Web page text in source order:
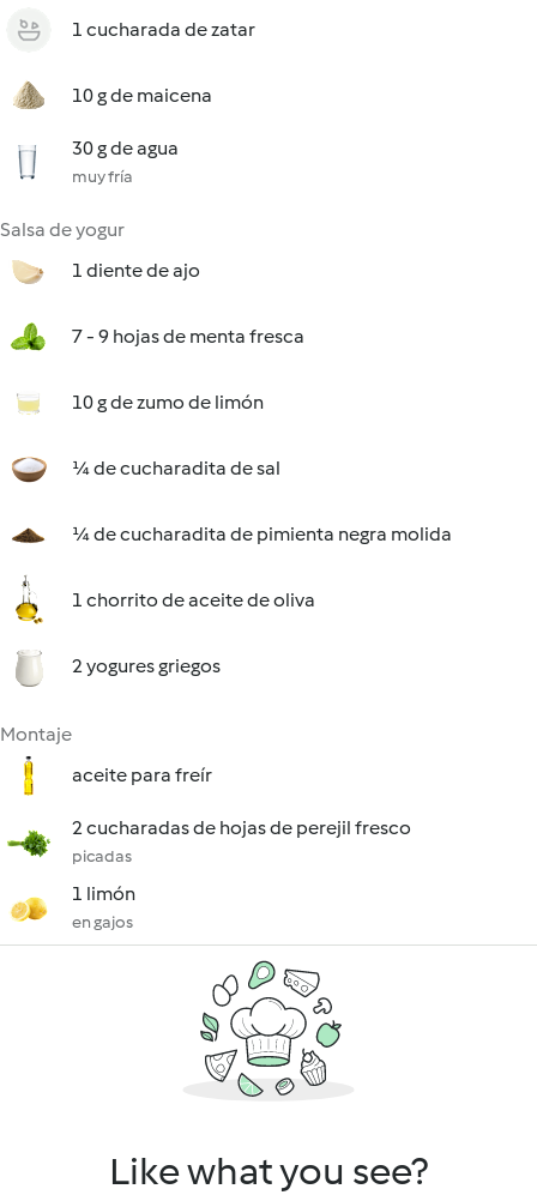
1 cucharada de zatar
10 g de maicena
30 g de agua
muy fría
Salsa de yogur
1 diente de ajo
7 - 9 hojas de menta fresca
10 g de zumo de limón
¼ de cucharadita de sal
¼ de cucharadita de pimienta negra molida
1 chorrito de aceite de oliva
2 yogures griegos
Montaje
aceite para freír
2 cucharadas de hojas de perejil fresco
picadas
1 limón
en gajos
Like what you see?